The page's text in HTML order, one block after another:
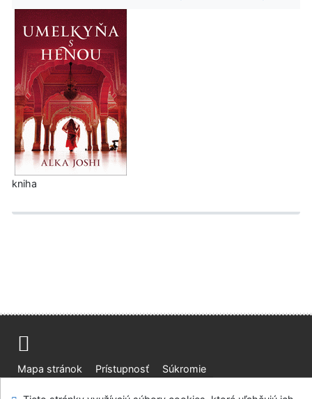
kniha
Mapa stránok Prístupnosť
Súkromie